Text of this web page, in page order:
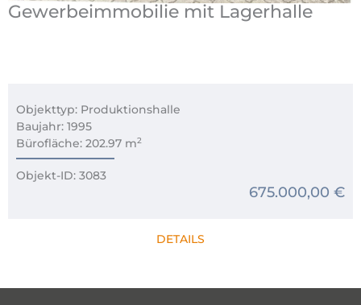
Gewerbeimmobilie mit Lagerhalle
Objekttyp: Produktionshalle
Baujahr: 1995
Bürofläche: 202.97 m2
Objekt-ID: 3083
675.000,00 €
DETAILS